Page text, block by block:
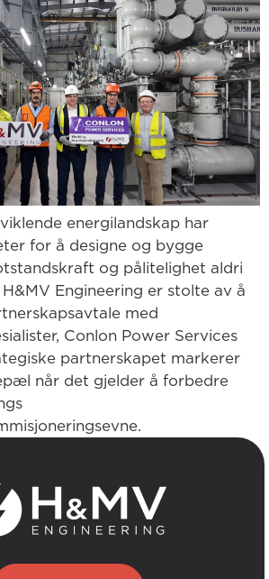
energilandskap har
for å designe og bygge
og pålitelighet aldri
Engineering er stolte av å
med
Conlon Power Services
partnerskapet markerer
når det gjelder å forbedre